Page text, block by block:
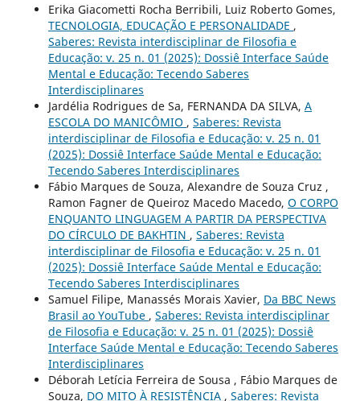
Erika Giacometti Rocha Berribili, Luiz Roberto Gomes,
TECNOLOGIA, EDUCAÇÃO E PERSONALIDADE ,
Saberes: Revista interdisciplinar de Filosofia e
Educação: v. 25 n. 01 (2025): Dossiê Interface Saúde
Mental e Educação: Tecendo Saberes
Interdisciplinares
Jardélia Rodrigues de Sa, FERNANDA DA SILVA, A
ESCOLA DO MANICÔMIO , Saberes: Revista
interdisciplinar de Filosofia e Educação: v. 25 n. 01
(2025): Dossiê Interface Saúde Mental e Educação:
Tecendo Saberes Interdisciplinares
Fábio Marques de Souza, Alexandre de Souza Cruz ,
Ramon Fagner de Queiroz Macedo Macedo, O CORPO
ENQUANTO LINGUAGEM A PARTIR DA PERSPECTIVA
DO CÍRCULO DE BAKHTIN , Saberes: Revista
interdisciplinar de Filosofia e Educação: v. 25 n. 01
(2025): Dossiê Interface Saúde Mental e Educação:
Tecendo Saberes Interdisciplinares
Samuel Filipe, Manassés Morais Xavier, Da BBC News
Brasil ao YouTube , Saberes: Revista interdisciplinar
de Filosofia e Educação: v. 25 n. 01 (2025): Dossiê
Interface Saúde Mental e Educação: Tecendo Saberes
Interdisciplinares
Déborah Letícia Ferreira de Sousa , Fábio Marques de
Souza, DO MITO À RESISTÊNCIA , Saberes: Revista